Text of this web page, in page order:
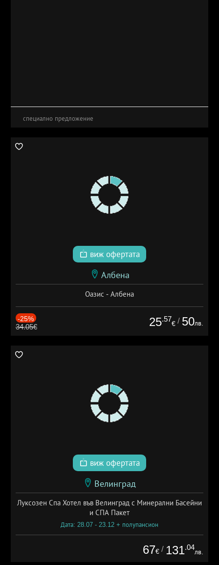
специално предложение
виж офертата
Албена
Оазис - Албена
-25%
34.05€ 25.57
€ / 50лв.
виж офертата
Велинград
Луксозен Спа Хотел във Велинград с Минерални Басейни
и СПА Пакет
Дата: 28.07 - 23.12 + полупансион
67€ / 131.04
лв.